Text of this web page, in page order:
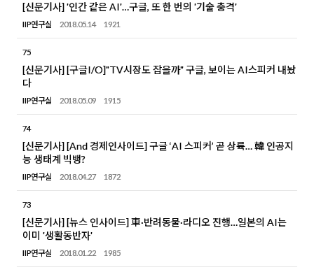
[신문기사] '인간 같은 AI'…구글, 또 한 번의 '기술 충격'
IIP연구실 2018.05.14 1921
75
[신문기사] [구글I/O]"TV시장도 잡을까" 구글, 보이는 AI스피커 내놨
다
IIP연구실 2018.05.09 1915
74
[신문기사] [And 경제인사이드] 구글 ‘AI 스피커’ 곧 상륙… 韓 인공지
능 생태계 빅뱅?
IIP연구실 2018.04.27 1872
73
[신문기사] [뉴스 인사이드] 車·반려동물·라디오 진행…일본의 AI는
이미 '생활동반자'
IIP연구실 2018.01.22 1985